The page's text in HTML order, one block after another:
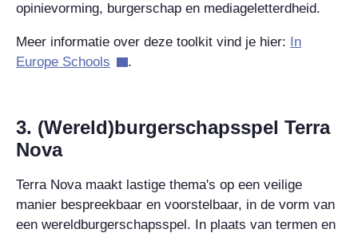
opinievorming, burgerschap en mediageletterdheid.
Meer informatie over deze toolkit vind je hier: In
Europe Schools
.
3. (Wereld)burgerschapsspel Terra
Nova
Terra Nova maakt lastige thema's op een veilige
manier bespreekbaar en voorstelbaar, in de vorm van
een wereldburgerschapsspel. In plaats van termen en